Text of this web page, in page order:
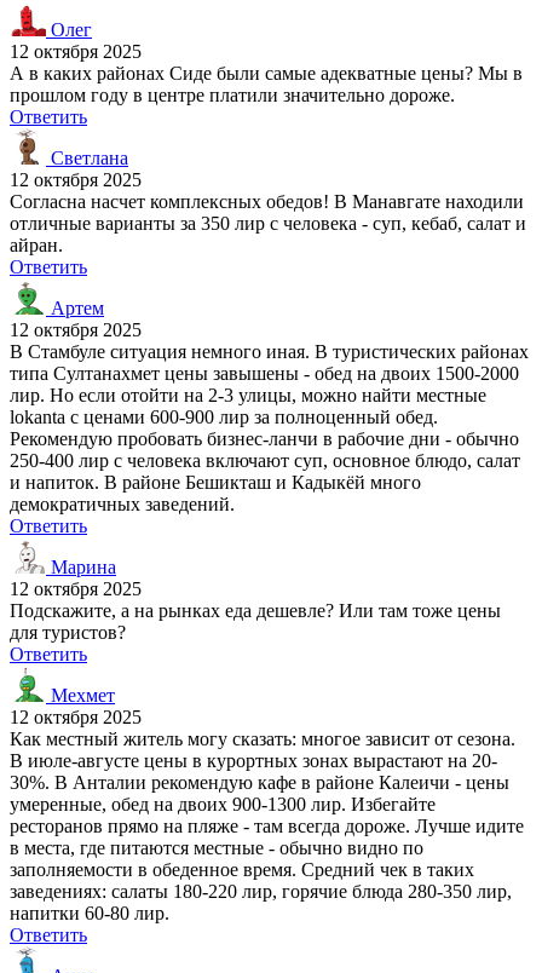
Олег
12 октября 2025
А в каких районах Сиде были самые адекватные цены? Мы в
прошлом году в центре платили значительно дороже.
Ответить
Светлана
12 октября 2025
Согласна насчет комплексных обедов! В Манавгате находили
отличные варианты за 350 лир с человека - суп, кебаб, салат и
айран.
Ответить
Артем
12 октября 2025
В Стамбуле ситуация немного иная. В туристических районах
типа Султанахмет цены завышены - обед на двоих 1500-2000
лир. Но если отойти на 2-3 улицы, можно найти местные
lokanta с ценами 600-900 лир за полноценный обед.
Рекомендую пробовать бизнес-ланчи в рабочие дни - обычно
250-400 лир с человека включают суп, основное блюдо, салат
и напиток. В районе Бешикташ и Кадыкёй много
демократичных заведений.
Ответить
Марина
12 октября 2025
Подскажите, а на рынках еда дешевле? Или там тоже цены
для туристов?
Ответить
Мехмет
12 октября 2025
Как местный житель могу сказать: многое зависит от сезона.
В июле-августе цены в курортных зонах вырастают на 20-
30%. В Анталии рекомендую кафе в районе Калеичи - цены
умеренные, обед на двоих 900-1300 лир. Избегайте
ресторанов прямо на пляже - там всегда дороже. Лучше идите
в места, где питаются местные - обычно видно по
заполняемости в обеденное время. Средний чек в таких
заведениях: салаты 180-220 лир, горячие блюда 280-350 лир,
напитки 60-80 лир.
Ответить